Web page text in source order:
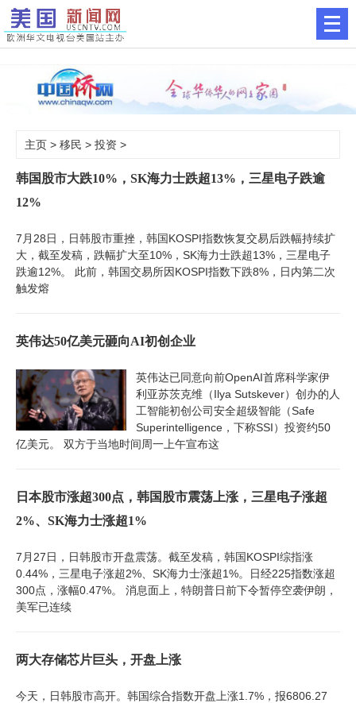
主页 > 移民 > 投资 >
韩国股市大跌10%，SK海力士跌超13%，三星电子跌逾
12%
7月28日，日韩股市重挫，韩国KOSPI指数恢复交易后跌幅持续扩
大，截至发稿，跌幅扩大至10%，SK海力士跌超13%，三星电子
跌逾12%。 此前，韩国交易所因KOSPI指数下跌8%，日内第二次
触发熔
英伟达50亿美元砸向AI初创企业
英伟达已同意向前OpenAI首席科学家伊
利亚苏茨克维（Ilya Sutskever）创办的人
工智能初创公司安全超级智能（Safe
Superintelligence，下称SSI）投资约50
亿美元。 双方于当地时间周一上午宣布这
日本股市涨超300点，韩国股市震荡上涨，三星电子涨超
2%、SK海力士涨超1%
7月27日，日韩股市开盘震荡。截至发稿，韩国KOSPI综指涨
0.44%，三星电子涨超2%、SK海力士涨超1%。日经225指数涨超
300点，涨幅0.47%。 消息面上，特朗普日前下令暂停空袭伊朗，
美军已连续
两大存储芯片巨头，开盘上涨
今天，日韩股市高开。韩国综合指数开盘上涨1.7%，报6806.27